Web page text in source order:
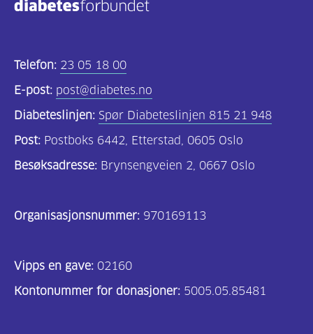
Telefon: 23 05 18 00
E-post: post@diabetes.no
Diabeteslinjen: Spør Diabeteslinjen 815 21 948
Post: Postboks 6442, Etterstad, 0605 Oslo
Besøksadresse: Brynsengveien 2, 0667 Oslo
Organisasjonsnummer: 970169113
Vipps en gave: 02160
Kontonummer for donasjoner: 5005.05.85481